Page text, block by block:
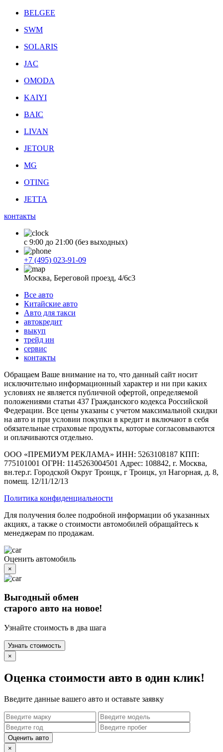
BELGEE
SWM
SOLARIS
JAC
OMODA
KAIYI
BAIC
LIVAN
JETOUR
MG
OTING
JETTA
контакты
с 9:00 до 21:00 (без выходных)
+7 (495) 023-91-09
Москва, Береговой проезд, 4/6с3
Все авто
Китайские авто
Авто для такси
автокредит
выкуп
трейд ин
сервис
контакты
Обращаем Ваше внимание на то, что данный сайт носит
исключительно информационный характер и ни при каких
условиях не является публичной офертой, определяемой
положениями статьи 437 Гражданского кодекса Российской
Федерации. Все цены указаны с учетом максимальной скидки
на авто и при условии покупки в кредит и включают в себя
обязательные страховые продукты, которые согласовываются
и оплачиваются отдельно.
ООО «ПРЕМИУМ РЕКЛАМА» ИНН: 5263108187 КПП:
775101001 ОГРН: 1145263004501 Адрес: 108842, г. Москва,
вн.тер.г. Городской Округ Троицк, г Троицк, ул Нагорная, д. 8,
помещ. 12/11/12/13
Политика конфиденциальности
Для получения более подробной информации об указанных
акциях, а также о стоимости автомобилей обращайтесь к
менеджерам по продажам.
Оценить автомобиль
×
Выгодный обмен
старого авто на новое!
Узнайте стоимость в два шага
Узнать стоимость
×
Оценка стоимости авто в один клик!
Введите данные вашего авто и оставьте заявку
Оценить авто
×